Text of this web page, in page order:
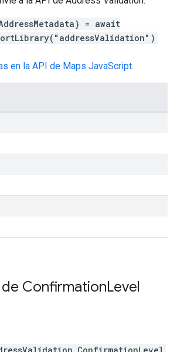
= await
en la API de Maps JavaScript.
ConfirmationLevel